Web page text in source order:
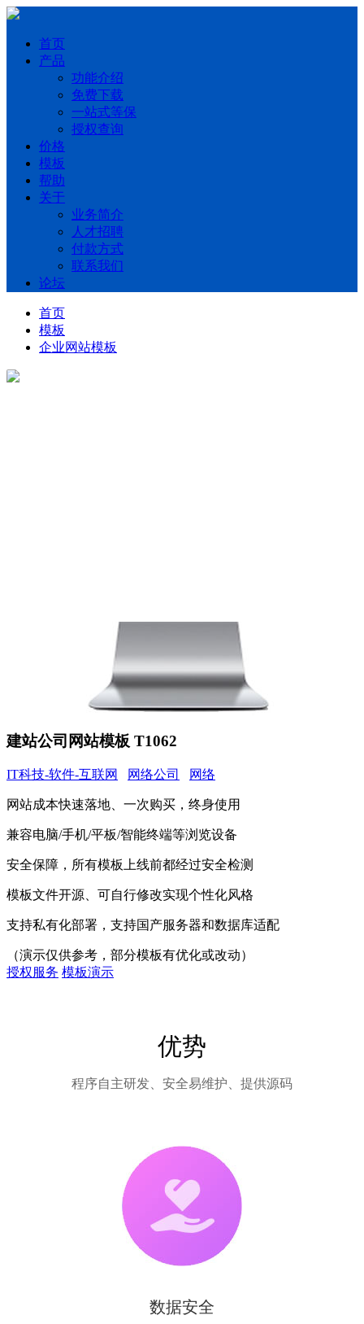
首页
产品
功能介绍
免费下载
一站式等保
授权查询
价格
模板
帮助
关于
业务简介
人才招聘
付款方式
联系我们
论坛
首页
模板
企业网站模板
建站公司网站模板 T1062
IT科技-软件-互联网 网络公司 网络
网站成本快速落地、一次购买，终身使用
兼容电脑/手机/平板/智能终端等浏览设备
安全保障，所有模板上线前都经过安全检测
模板文件开源、可自行修改实现个性化风格
支持私有化部署，支持国产服务器和数据库适配
（演示仅供参考，部分模板有优化或改动）
授权服务 模板演示
优势
程序自主研发、安全易维护、提供源码
数据安全